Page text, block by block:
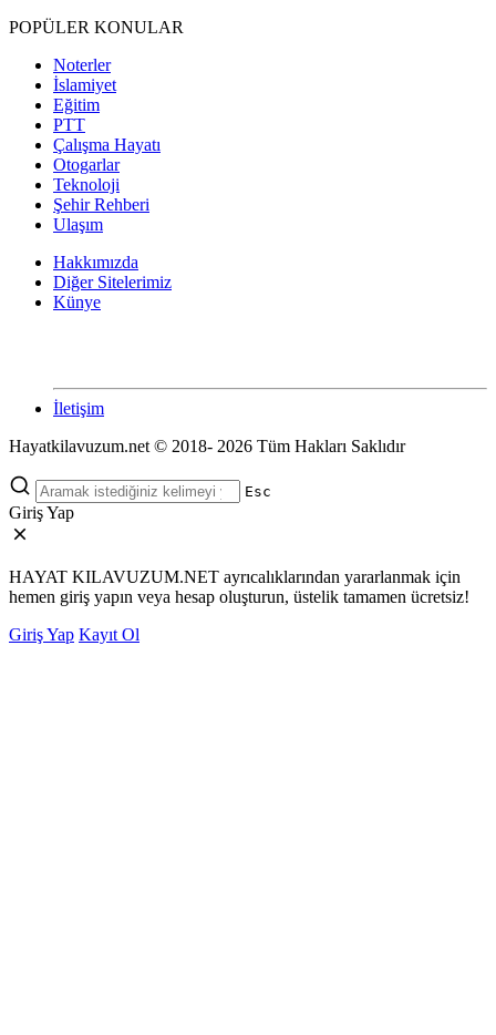
POPÜLER KONULAR
Noterler
İslamiyet
Eğitim
PTT
Çalışma Hayatı
Otogarlar
Teknoloji
Şehir Rehberi
Ulaşım
Hakkımızda
Diğer Sitelerimiz
Künye
İletişim
Hayatkilavuzum.net © 2018- 2026 Tüm Hakları Saklıdır
Esc
Giriş Yap
HAYAT KILAVUZUM.NET ayrıcalıklarından yararlanmak için
hemen giriş yapın veya hesap oluşturun, üstelik tamamen ücretsiz!
Giriş Yap Kayıt Ol